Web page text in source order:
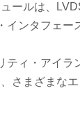
ールは、
インタフェー
ティ・アイ
さまざまな